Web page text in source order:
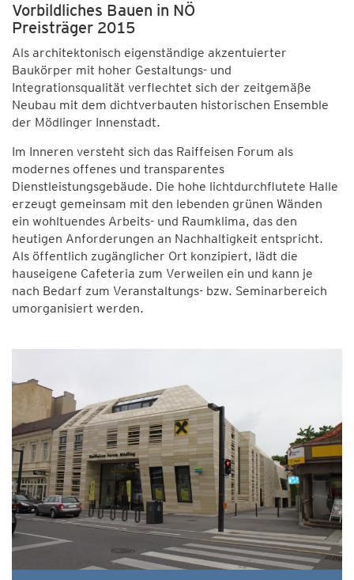
Vorbildliches Bauen in NÖ
Preisträger 2015
Als architektonisch eigenständige akzentuierter
Baukörper mit hoher Gestaltungs- und
Integrationsqualität verflechtet sich der zeitgemäße
Neubau mit dem dichtverbauten historischen Ensemble
der Mödlinger Innenstadt.
Im Inneren versteht sich das Raiffeisen Forum als
modernes offenes und transparentes
Dienstleistungsgebäude. Die hohe lichtdurchflutete Halle
erzeugt gemeinsam mit den lebenden grünen Wänden
ein wohltuendes Arbeits- und Raumklima, das den
heutigen Anforderungen an Nachhaltigkeit entspricht.
Als öffentlich zugänglicher Ort konzipiert, lädt die
hauseigene Cafeteria zum Verweilen ein und kann je
nach Bedarf zum Veranstaltungs- bzw. Seminarbereich
umorganisiert werden.